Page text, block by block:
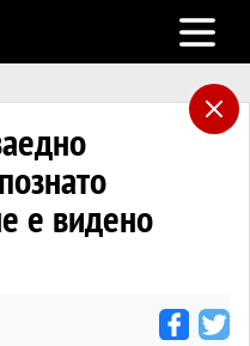
Open
е видено